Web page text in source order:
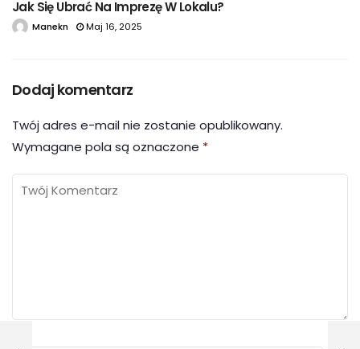
Jak Się Ubrać Na Imprezę W Lokalu?
Manekn Maj 16, 2025
Dodaj komentarz
Twój adres e-mail nie zostanie opublikowany.
Wymagane pola są oznaczone *